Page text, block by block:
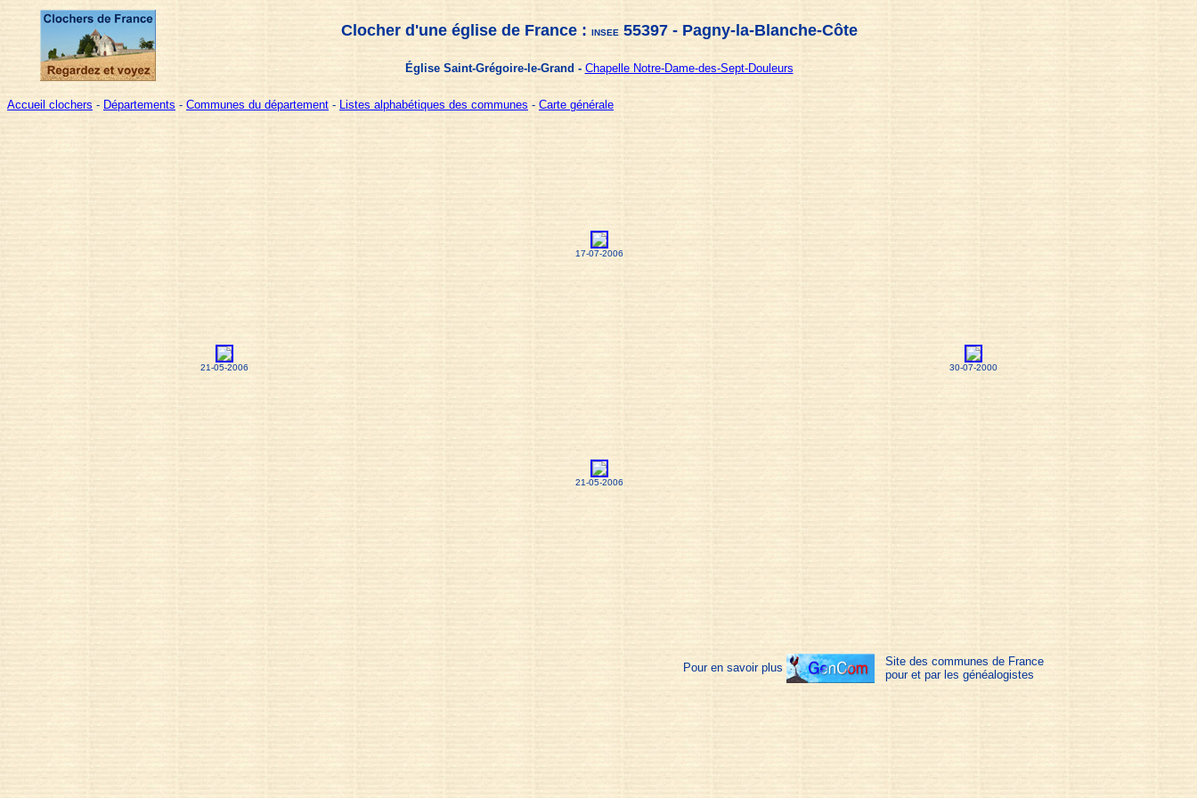
Clocher d'une église de France : INSEE55397 - Pagny-la-Blanche-Côte
Église Saint-Grégoire-le-Grand - Chapelle Notre-Dame-des-Sept-Douleurs
Accueil clochers - Départements - Communes du département - Listes alphabétiques des communes - Carte générale
21-05-2006
17-07-2006
30-07-2000
21-05-2006
Pour en savoir plus
Site des communes de France
pour et par les généalogistes